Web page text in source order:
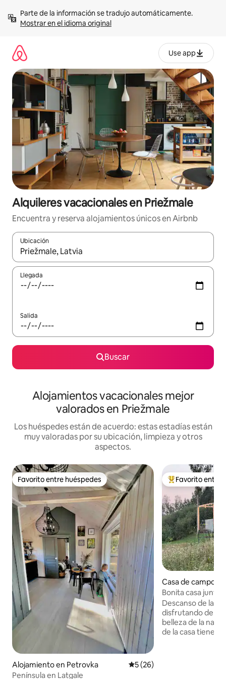
contenidoMostrar en el idioma original
Use app
Alquileres vacacionales en Priežmale
Encuentra y reserva alojamientos únicos en Airbnb
Ubicación
Cuando los resultados estén disponibles, navega con las
Llegada
Salida
Buscar
Alojamientos vacacionales mejor
valorados en Priežmale
Los huéspedes están de acuerdo: estas estadías están
muy valoradas por su ubicación, limpieza y otros
aspectos.
Favorito entre huéspedes
Favorito entre huéspedes
Alojamiento en Petrovka Calificación promedio: 5 de
5 (26)
Península en Latgale
Favorito entre
Favorito entre
Casa de campo
agasts
Bonita casa junto
Descanso de la
disfrutando de la
belleza de la
de la casa tiene